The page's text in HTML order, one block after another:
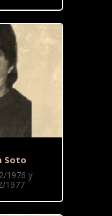
Soto
1976 y
1977